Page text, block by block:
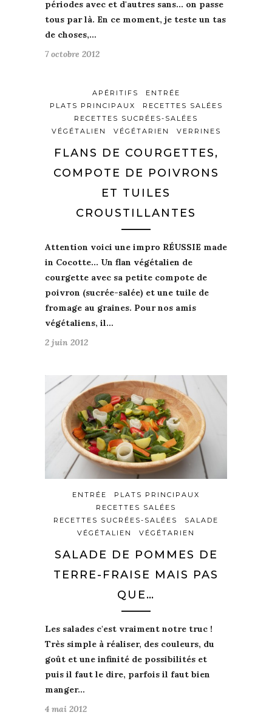
périodes avec et d'autres sans... on passe
tous par là. En ce moment, je teste un tas
de choses,…
7 octobre 2012
APÉRITIFS
ENTRÉE
PLATS PRINCIPAUX
RECETTES SALÉES
RECETTES SUCRÉES-SALÉES
VÉGÉTALIEN
VÉGÉTARIEN VERRINES
FLANS DE COURGETTES,
COMPOTE DE POIVRONS
ET TUILES
CROUSTILLANTES
Attention voici une impro RÉUSSIE made
in Cocotte... Un flan végétalien de
courgette avec sa petite compote de
poivron (sucrée-salée) et une tuile de
fromage au graines. Pour nos amis
végétaliens, il…
2 juin 2012
ENTRÉE
PLATS PRINCIPAUX
RECETTES SALÉES
RECETTES SUCRÉES-SALÉES
SALADE
VÉGÉTALIEN
VÉGÉTARIEN
SALADE DE POMMES DE
TERRE-FRAISE MAIS PAS
QUE…
Les salades c'est vraiment notre truc !
Très simple à réaliser, des couleurs, du
goût et une infinité de possibilités et
puis il faut le dire, parfois il faut bien
manger…
4 mai 2012